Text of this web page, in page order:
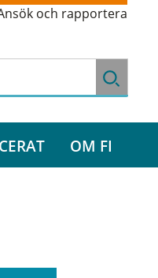
och rapportera
OM FI